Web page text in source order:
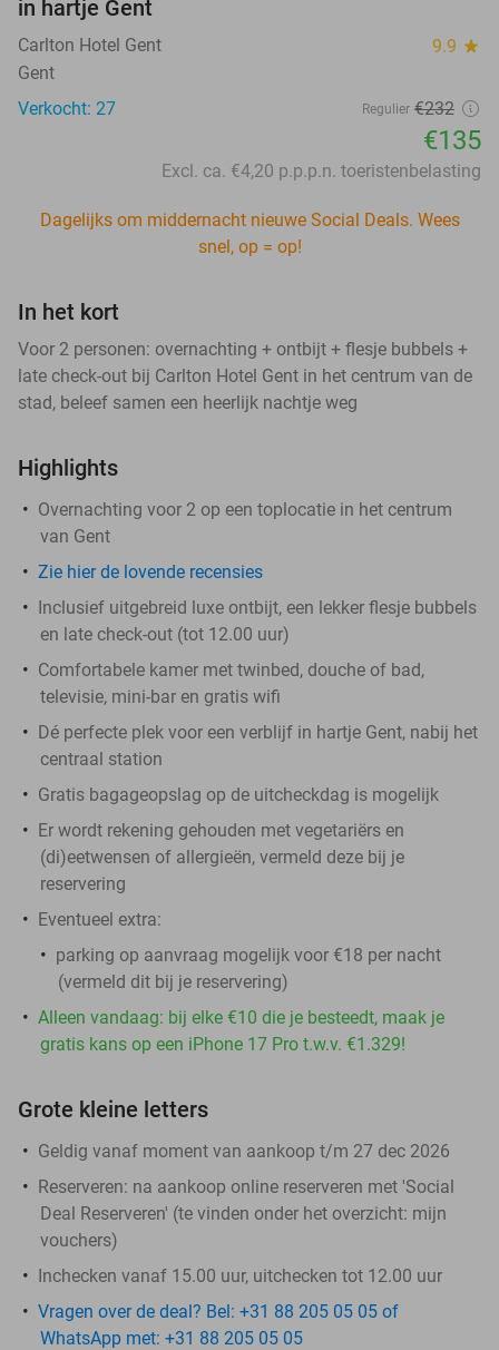
in hartje Gent
Carlton Hotel Gent 9.9 star
Gent
Verkocht: 27
Regulier €232
€135
Excl. ca. €4,20 p.p.p.n. toeristenbelasting
Dagelijks om middernacht nieuwe Social Deals. Wees
snel, op = op!
In het kort
Voor 2 personen: overnachting + ontbijt + flesje bubbels +
late check-out bij Carlton Hotel Gent in het centrum van de
stad, beleef samen een heerlijk nachtje weg
Highlights
Overnachting voor 2 op een toplocatie in het centrum
van Gent
Zie hier de lovende recensies
Inclusief uitgebreid luxe ontbijt, een lekker flesje bubbels
en late check-out (tot 12.00 uur)
Comfortabele kamer met twinbed, douche of bad,
televisie, mini-bar en gratis wifi
Dé perfecte plek voor een verblijf in hartje Gent, nabij het
centraal station
Gratis bagageopslag op de uitcheckdag is mogelijk
Er wordt rekening gehouden met vegetariërs en
(di)eetwensen of allergieën, vermeld deze bij je
reservering
Eventueel extra:
parking op aanvraag mogelijk voor €18 per nacht
(vermeld dit bij je reservering)
Alleen vandaag: bij elke €10 die je besteedt, maak je
gratis kans op een iPhone 17 Pro t.w.v. €1.329!
Grote kleine letters
Geldig vanaf moment van aankoop t/m 27 dec 2026
Reserveren: na aankoop online reserveren met 'Social
Deal Reserveren' (te vinden onder het overzicht: mijn
vouchers)
Inchecken vanaf 15.00 uur, uitchecken tot 12.00 uur
Vragen over de deal? Bel: +31 88 205 05 05 of
WhatsApp met: +31 88 205 05 05